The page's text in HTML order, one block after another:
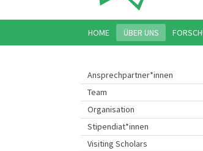
Ansprechpartner*innen
Team
Organisation
Stipendiat*innen
Visiting Scholars
HOME ÜBER UNS